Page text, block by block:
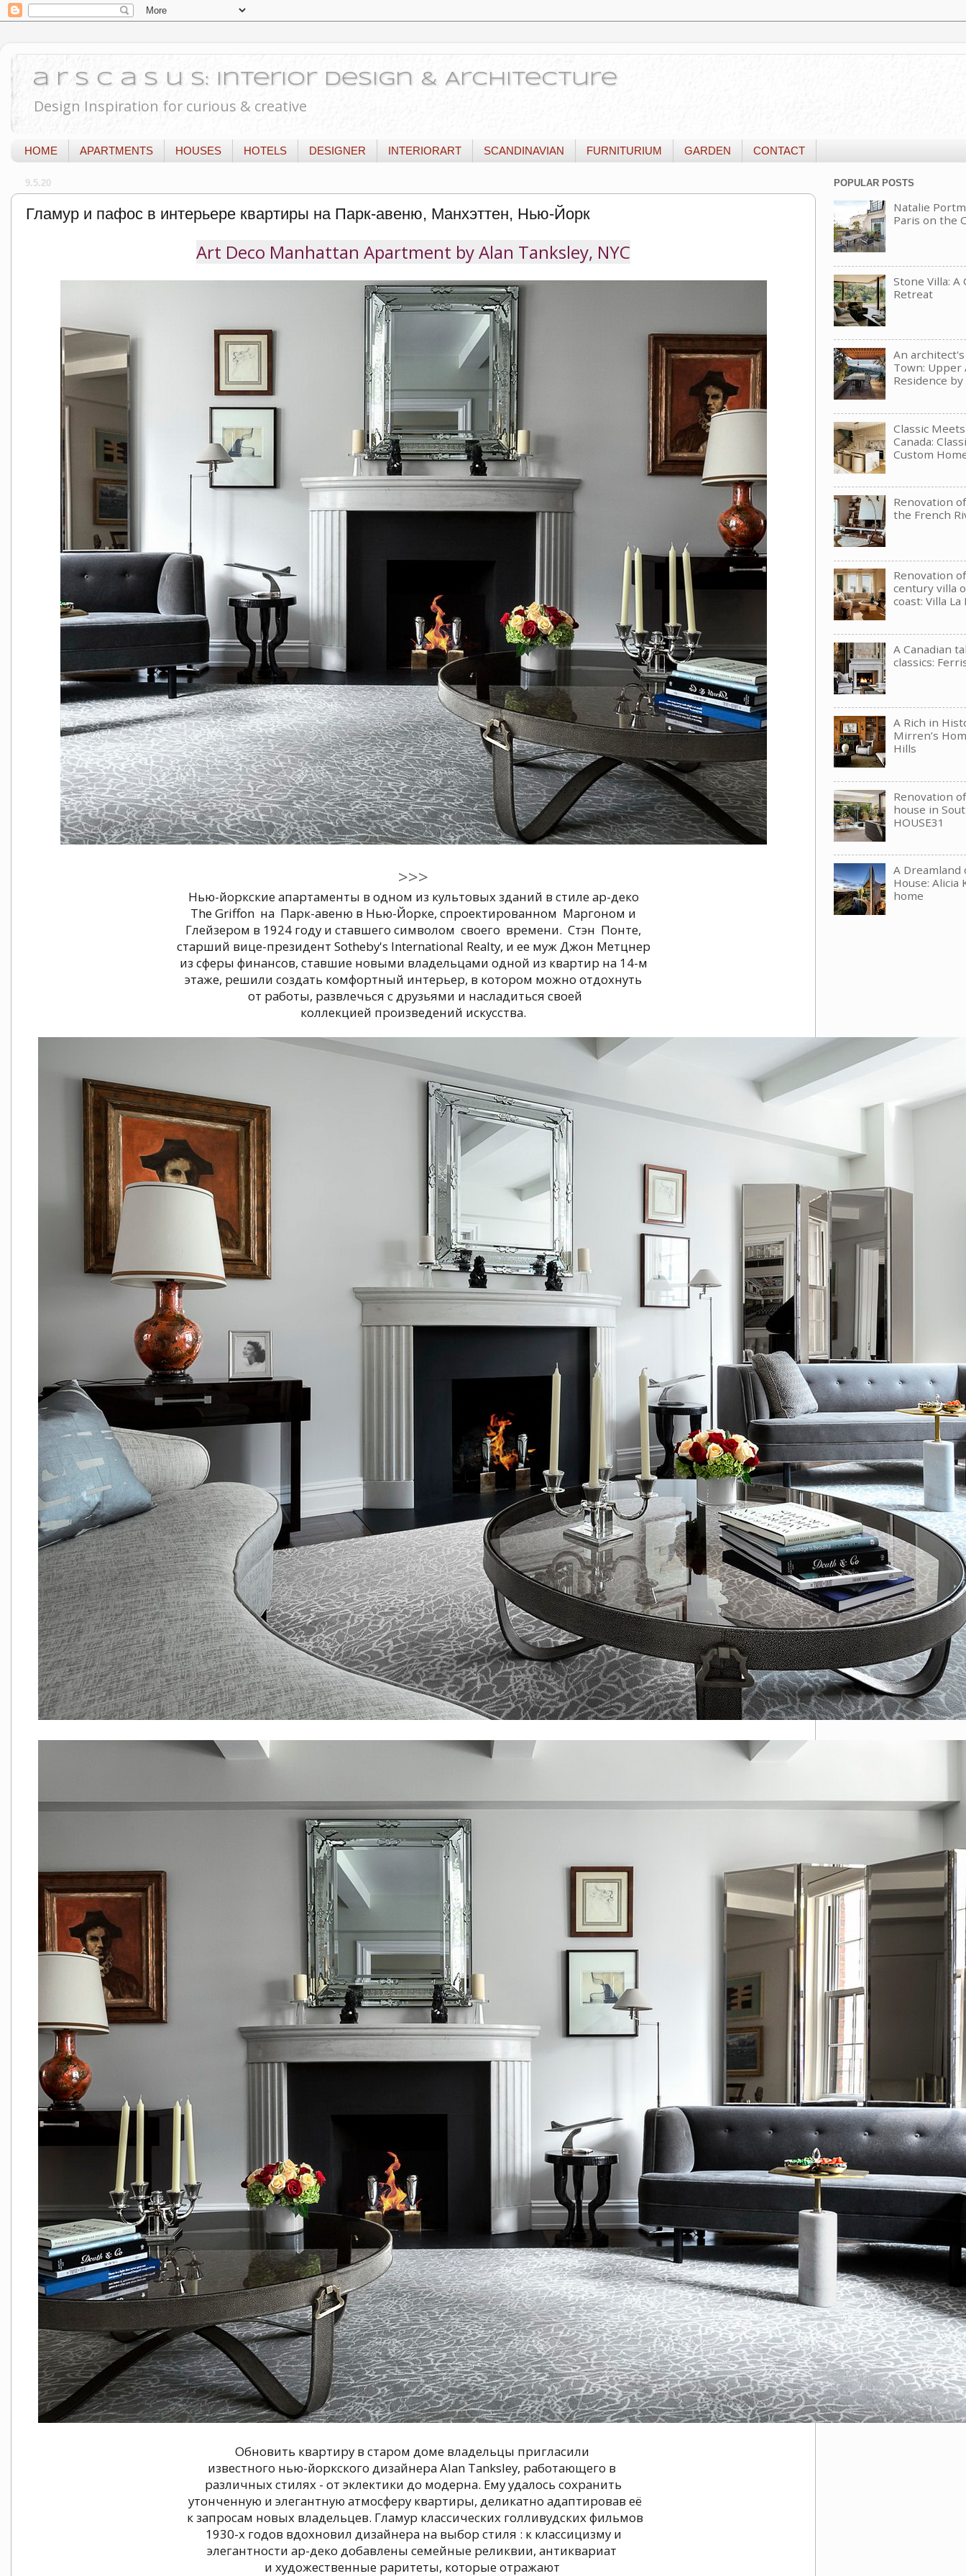
a r s c a s u s: Interior Design & Architecture
Design Inspiration for curious & creative
HOME APARTMENTS HOUSES HOTELS DESIGNER INTERIORART SCANDINAVIAN FURNITURIUM GARDEN CONTACT
9.5.20
Гламур и пафос в интерьере квартиры на Парк-авеню, Манхэттен, Нью-Йорк
Art Deco Manhattan Apartment by Alan Tanksley, NYC
>>>
Нью-йоркские апартаменты в одном из культовых зданий в стиле ар-деко
The Griffon на Парк-авеню в Нью-Йорке, спроектированном Маргоном и
Глейзером в 1924 году и ставшего символом своего времени. Стэн Понте,
старший вице-президент Sotheby's International Realty, и ее муж Джон Метцнер
из сферы финансов, ставшие новыми владельцами одной из квартир на 14-м
этаже, решили создать комфортный интерьер, в котором можно отдохнуть
от работы, развлечься с друзьями и насладиться своей
коллекцией произведений искусства.
Обновить квартиру в старом доме владельцы пригласили
известного нью-йоркского дизайнера Alan Tanksley, работающего в
различных стилях - от эклектики до модерна. Ему удалось сохранить
утонченную и элегантную атмосферу квартиры, деликатно адаптировав её
к запросам новых владельцев. Гламур классических голливудских фильмов
1930-х годов вдохновил дизайнера на выбор стиля : к классицизму и
элегантности ар-деко добавлены семейные реликвии, антиквариат
и художественные раритеты, которые отражают
POPULAR POSTS
Natalie
Paris on the
Stone Villa:
Retreat
An
Town: Upper
Residence by
Classic
Canada:
Custom
Renovation
the French
Renovation
century villa
coast: Villa La
A Canadian
classics:
A Rich in
Mirren’s
Hills
Renovation
house in
HOUSE31
A Dreamland
House: Alicia
home